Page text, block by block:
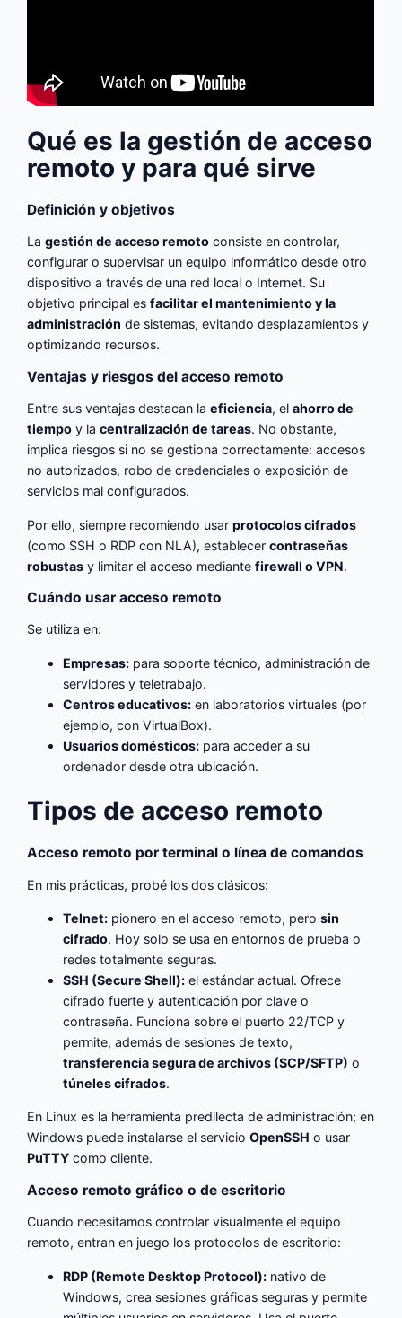
Qué es la gestión de acceso
remoto y para qué sirve
Definición y objetivos
Lagestión de acceso remoto consiste en controlar,
configurar o supervisar un equipo informático desde otro
dispositivo a través de una red local o Internet. Su
objetivo principal esfacilitar el mantenimiento y la
administración de sistemas, evitando desplazamientos y
optimizando recursos.
Ventajas y riesgos del acceso remoto
Entre sus ventajas destacan laeficiencia, elahorro de
tiempo y lacentralización de tareas. No obstante,
implica riesgos si no se gestiona correctamente: accesos
no autorizados, robo de credenciales o exposición de
servicios mal configurados.
Por ello, siempre recomiendo usarprotocolos cifrados
(como SSH o RDP con NLA), establecercontraseñas
robustas y limitar el acceso mediantefirewall o VPN.
Cuándo usar acceso remoto
Se utiliza en:
Empresas: para soporte técnico, administración de
servidores y teletrabajo.
Centros educativos: en laboratorios virtuales (por
ejemplo, con VirtualBox).
Usuarios domésticos: para acceder a su
ordenador desde otra ubicación.
Tipos de acceso remoto
Acceso remoto por terminal o línea de comandos
En mis prácticas, probé los dos clásicos:
Telnet: pionero en el acceso remoto, perosin
cifrado. Hoy solo se usa en entornos de prueba o
redes totalmente seguras.
SSH (Secure Shell): el estándar actual. Ofrece
cifrado fuerte y autenticación por clave o
contraseña. Funciona sobre el puerto 22/TCP y
permite, además de sesiones de texto,
transferencia segura de archivos (SCP/SFTP) o
túneles cifrados.
En Linux es la herramienta predilecta de administración; en
Windows puede instalarse el servicioOpenSSH o usar
PuTTY como cliente.
Acceso remoto gráfico o de escritorio
Cuando necesitamos controlar visualmente el equipo
remoto, entran en juego los protocolos de escritorio:
RDP (Remote Desktop Protocol): nativo de
Windows, crea sesiones gráficas seguras y permite